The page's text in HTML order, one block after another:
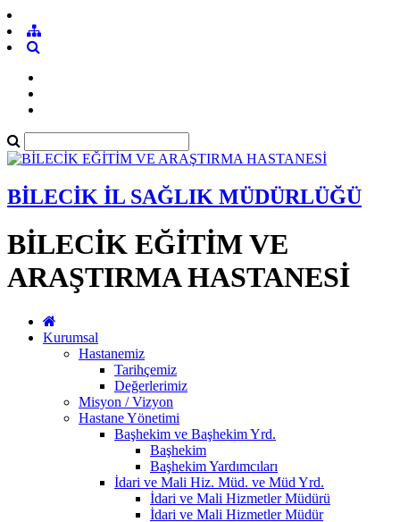
BİLECİK İL SAĞLIK MÜDÜRLÜĞÜ
BİLECİK EĞİTİM VE
ARAŞTIRMA HASTANESİ
Kurumsal
Hastanemiz
Tarihçemiz
Değerlerimiz
Misyon / Vizyon
Hastane Yönetimi
Başhekim ve Başhekim Yrd.
Başhekim
Başhekim Yardımcıları
İdari ve Mali Hiz. Müd. ve Müd Yrd.
İdari ve Mali Hizmetler Müdürü
İdari ve Mali Hizmetler Müdür